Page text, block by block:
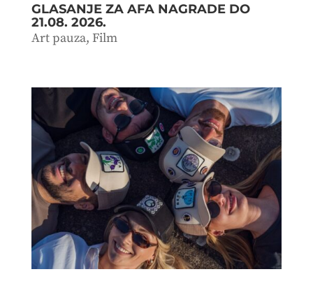
GLASANJE ZA AFA NAGRADE DO
21.08. 2026.
Art pauza, Film